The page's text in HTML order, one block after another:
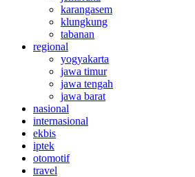
karangasem
klungkung
tabanan
regional
yogyakarta
jawa timur
jawa tengah
jawa barat
nasional
internasional
ekbis
iptek
otomotif
travel